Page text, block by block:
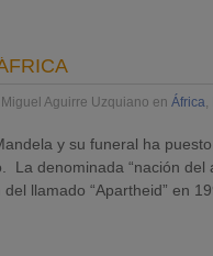
Aguirre Uzquiano en África,
y su funeral ha
La denominada “nación del
llamado “Apartheid” en